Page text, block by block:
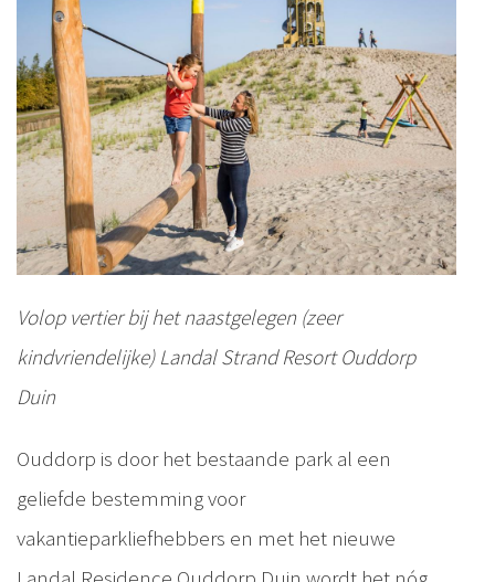
Volop vertier bij het naastgelegen (zeer
kindvriendelijke) Landal Strand Resort Ouddorp
Duin
Ouddorp is door het bestaande park al een
geliefde bestemming voor
vakantieparkliefhebbers en met het nieuwe